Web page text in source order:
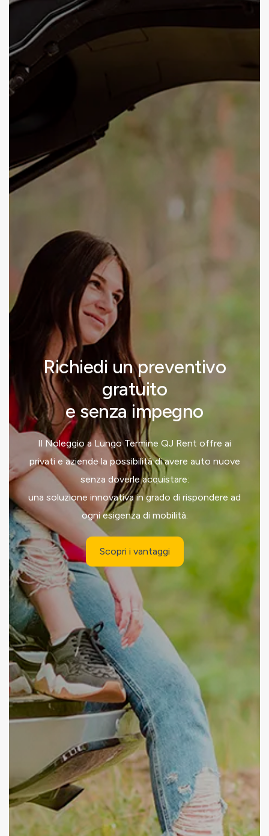
Richiedi un preventivo
gratuito
e senza impegno
Il Noleggio a Lungo Termine QJ Rent offre ai
privati e aziende la possibilità di avere auto nuove
senza doverle acquistare:
una soluzione innovativa in grado di rispondere ad
ogni esigenza di mobilità.
Scopri i vantaggi